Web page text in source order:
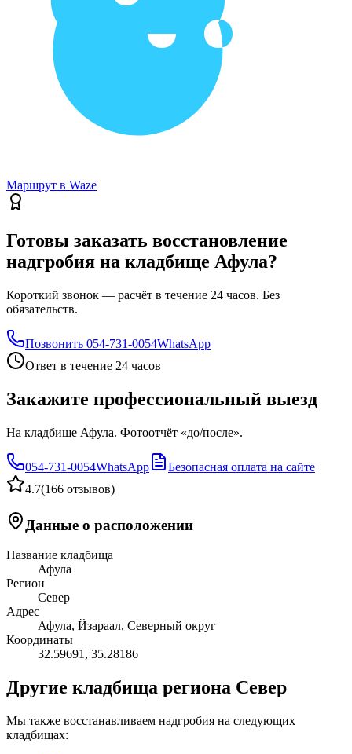
Маршрут в Waze
Готовы заказать восстановление
надгробия на кладбище Афула?
Короткий звонок — расчёт в течение 24 часов. Без
обязательств.
Позвонить 054-731-0054WhatsApp
Ответ в течение 24 часов
Закажите профессиональный выезд
На кладбище Афула. Фотоотчёт «до/после».
054-731-0054WhatsApp
Безопасная оплата на сайте
4.7(166 отзывов)
Данные о расположении
Название кладбища
Афула
Регион
Север
Адрес
Афула, Йзараал, Северный округ
Координаты
32.59691 , 35.28186
Другие кладбища региона Север
Мы также восстанавливаем надгробия на следующих
кладбищах: